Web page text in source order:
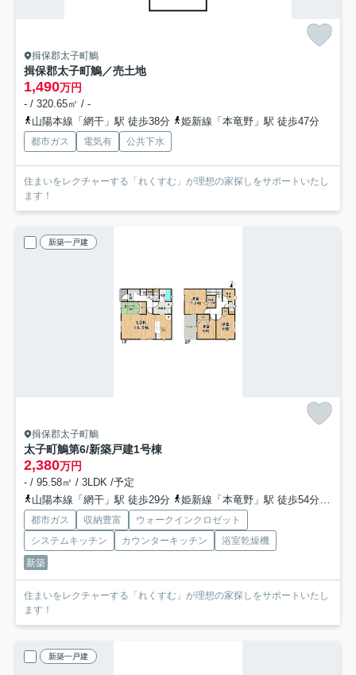
揖保郡太子町鵤
揖保郡太子町鵤／売土地
1,490万円
- / 320.65㎡ / -
山陽本線「網干」駅 徒歩38分
姫新線「本竜野」駅 徒歩47分
都市ガス 電気有 公共下水
住まいをレクチャーする「れくすむ」が理想の家探しをサポートいたし
ます！
新築一戸建
揖保郡太子町鵤
太子町鵤第6/新築戸建1号棟
2,380万円
- / 95.58㎡ / 3LDK /予定
山陽本線「網干」駅 徒歩29分
姫新線「本竜野」駅 徒歩54分
都市ガス 収納豊富
ウォークインクロゼット
システムキッチン
カウンターキッチン
浴室乾燥機
新築
住まいをレクチャーする「れくすむ」が理想の家探しをサポートいたし
ます！
新築一戸建